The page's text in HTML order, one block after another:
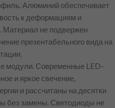
Алюминий обеспечивает
к деформациям и
Материал не подвержен
презентабельного вида на
модули. Современные LED-
и яркое свечение,
и рассчитаны на десятки
без замены. Светодиоды не